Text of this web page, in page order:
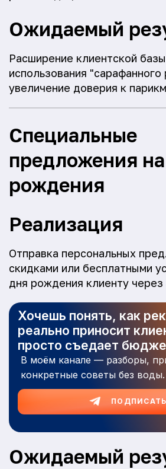
Ожидаемый
Расширение клиентской
использования "сарафанного
увеличение доверия к
Специальные
предложения
рождения
Реализация
Отправка персональных
скидками или бесплатными
дня рождения клиенту через
Хочешь понять, как
реально приносит
просто съедает
В моём канале — разборы,
конкретные советы без воды.
Ожидаемый